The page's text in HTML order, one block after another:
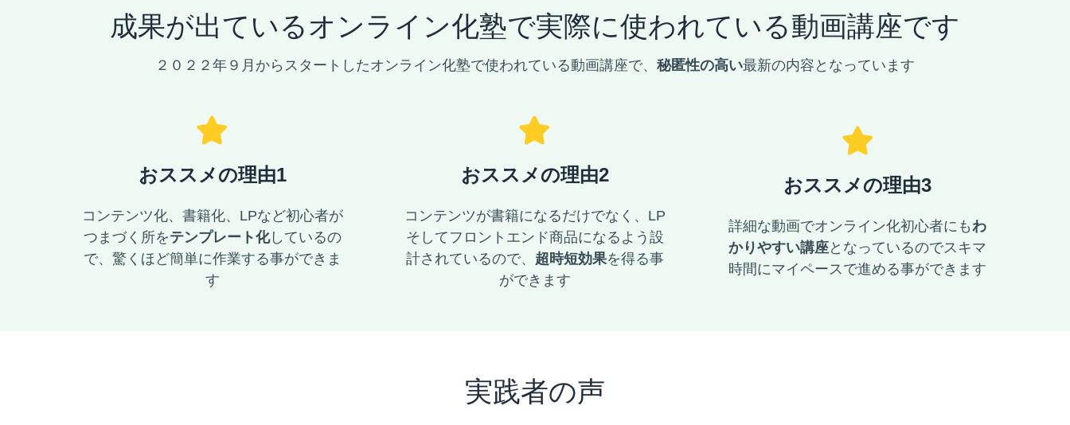
成果が出ているオンライン化塾で実際に使われている動画講座です
２０２２年９月からスタートしたオンライン化塾で使われている動画講座で、 秘匿性の高い最新の内容となっています
おススメの理由1
コンテンツ化、書籍化、LPなど初心者が
つまづく所をテンプレート化しているの
で、驚くほど簡単に作業する事ができま
す
おススメの理由2
コンテンツが書籍になるだけでなく、LP
そしてフロントエンド商品になるよう設
計されているので、 超時短効果を得る事
ができます
おススメの理由3
詳細な動画でオンライン化初心者にもわ
かりやすい講座となっているのでスキマ
時間にマイペースで進める事ができます
実践者の声